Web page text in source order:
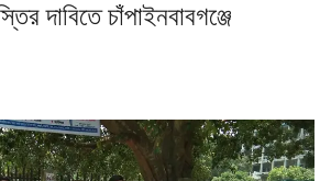
দাবিতে চাঁপাইনবাবগঞ্জে